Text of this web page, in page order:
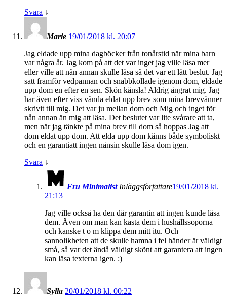
Svara ↓
Marie 19/01/2018 kl. 20:07
Jag eldade upp mina dagböcker från tonårstid när mina barn
var några år. Jag kom på att det var inget jag ville läsa mer
eller ville att nån annan skulle läsa så det var ett lätt beslut. Jag
satt framför vedpannan och snabbkollade igenom dom, eldade
upp dom en efter en sen. Skön känsla! Aldrig ångrat mig. Jag
har även efter viss vånda eldat upp brev som mina brevvänner
skrivit till mig. Det var ju mellan dom och Mig och inget för
nån annan än mig att läsa. Det beslutet var lite svårare att ta,
men när jag tänkte på mina brev till dom så hoppas Jag att
dom eldat upp dom. Att elda upp dom känns både symboliskt
och en garantiatt ingen nånsin skulle läsa dom igen.
Svara ↓
Fru Minimalist Inläggsförfattare19/01/2018 kl.
21:13
Jag ville också ha den där garantin att ingen kunde läsa
dem. Även om man kan kasta dem i hushållssoporna
och kanske t o m klippa dem mitt itu. Och
sannolikheten att de skulle hamna i fel händer är väldigt
små, så var det ändå väldigt skönt att garantera att ingen
kan läsa texterna igen. :)
Sylla 20/01/2018 kl. 00:22